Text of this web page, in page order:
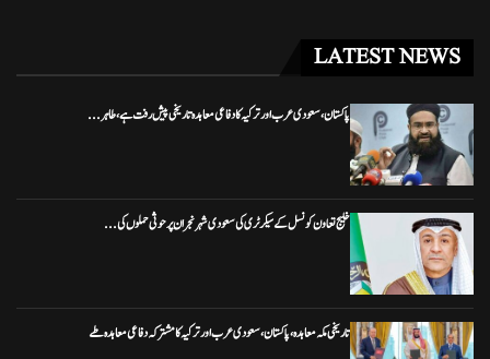
LATEST NEWS
پاکستان، سعودی عرب اور ترکیہ کا دفاعی معاہدہ تاریخی پیش رفت ہے، طاہر...
خلیج تعاون کونسل کے سیکرٹری کی سعودی شہر نجران پر حوثی حملوں کی...
تاریخی مکہ معاہدہ، پاکستان، سعودی عرب اور ترکیہ کا مشترکہ دفاعی معاہدہ طے